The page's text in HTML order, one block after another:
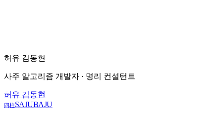
허유 김동현
사주 알고리즘 개발자 · 명리 컨설턴트
허유 김동현
四柱SAJUBAJU